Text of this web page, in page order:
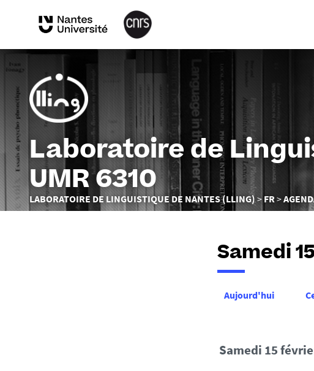
Laboratoire de
UMR 6310
Vous
êtes
LABORATOIRE DE LINGUISTIQUE DE NANTES (LLING) FR
Samedi
Aujourd'hui
samedi 15